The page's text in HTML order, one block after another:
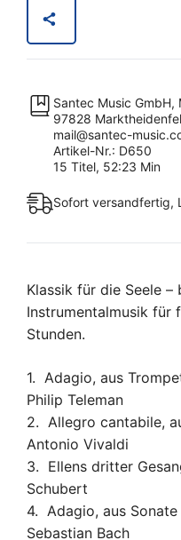
Santec Music
97828
mail@santec-
Artikel-Nr.: D650
15 Titel, 52:23 Min
Sofort versandfertig,
Klassik für die Seele –
Instrumentalmusik für
Stunden.
1. Adagio, aus
Philip Teleman
2. Allegro cantabile,
Antonio Vivaldi
3. Ellens dritter
Schubert
4. Adagio, aus Sonate
Sebastian Bach